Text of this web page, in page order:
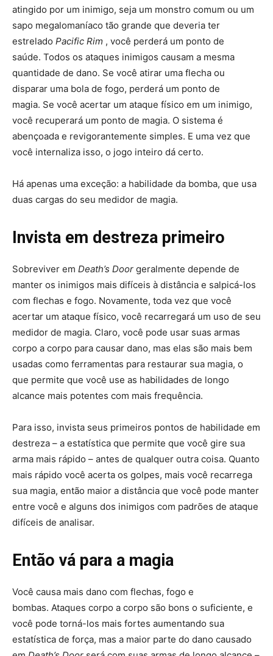
atingido por um inimigo, seja um monstro comum ou um
sapo megalomaníaco tão grande que deveria ter
estrelado Pacific Rim , você perderá um ponto de
saúde. Todos os ataques inimigos causam a mesma
quantidade de dano. Se você atirar uma flecha ou
disparar uma bola de fogo, perderá um ponto de
magia. Se você acertar um ataque físico em um inimigo,
você recuperará um ponto de magia. O sistema é
abençoada e revigorantemente simples. E uma vez que
você internaliza isso, o jogo inteiro dá certo.
Há apenas uma exceção: a habilidade da bomba, que usa
duas cargas do seu medidor de magia.
Invista em destreza primeiro
Sobreviver em Death’s Door geralmente depende de
manter os inimigos mais difíceis à distância e salpicá-los
com flechas e fogo. Novamente, toda vez que você
acertar um ataque físico, você recarregará um uso de seu
medidor de magia. Claro, você pode usar suas armas
corpo a corpo para causar dano, mas elas são mais bem
usadas como ferramentas para restaurar sua magia, o
que permite que você use as habilidades de longo
alcance mais potentes com mais frequência.
Para isso, invista seus primeiros pontos de habilidade em
destreza – a estatística que permite que você gire sua
arma mais rápido – antes de qualquer outra coisa. Quanto
mais rápido você acerta os golpes, mais você recarrega
sua magia, então maior a distância que você pode manter
entre você e alguns dos inimigos com padrões de ataque
difíceis de analisar.
Então vá para a magia
Você causa mais dano com flechas, fogo e
bombas. Ataques corpo a corpo são bons o suficiente, e
você pode torná-los mais fortes aumentando sua
estatística de força, mas a maior parte do dano causado